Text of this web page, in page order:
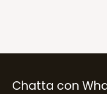
Chatta con